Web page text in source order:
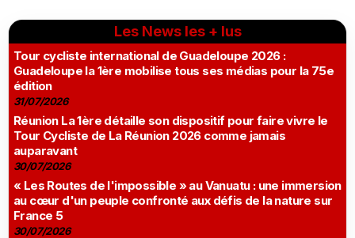
Les News les + lus
Tour cycliste international de Guadeloupe 2026 :
Guadeloupe la 1ère mobilise tous ses médias pour la 75e
édition
31/07/2026
Réunion La 1ère détaille son dispositif pour faire vivre le
Tour Cycliste de La Réunion 2026 comme jamais
auparavant
30/07/2026
« Les Routes de l'impossible » au Vanuatu : une immersion
au cœur d'un peuple confronté aux défis de la nature sur
France 5
30/07/2026